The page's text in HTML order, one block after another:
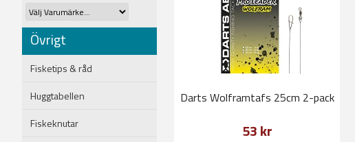
Övrigt
Fisketips & råd
Huggtabellen
Fiskeknutar
Darts Wolframtafs 25cm 2-pack
53 kr